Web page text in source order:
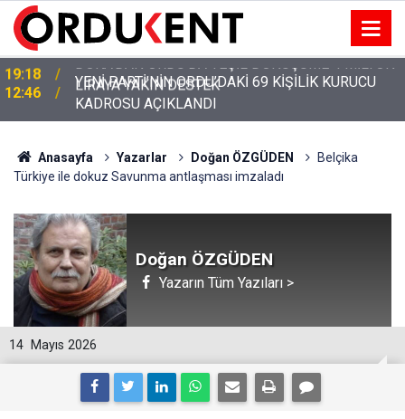
12:46
YENİ PARTİ’NİN ORDU’DAKİ 69 KİŞİLİK KURUCU
KADROSU AÇIKLANDI
Anasayfa Yazarlar Doğan ÖZGÜDEN
Belçika
Türkiye ile dokuz Savunma antlaşması imzaladı
Doğan ÖZGÜDEN
Yazarın Tüm Yazıları >
14 Mayıs 2026